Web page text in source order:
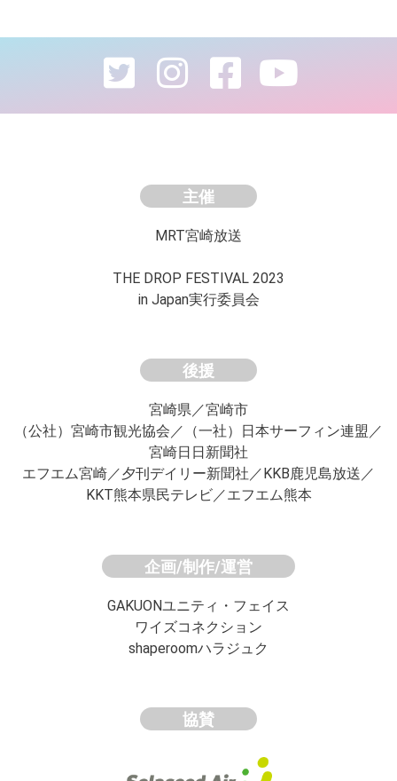
主催
MRT宮崎放送
THE DROP FESTIVAL 2023
in Japan実行委員会
後援
宮崎県／宮崎市
（公社）宮崎市観光協会 ／
（一社）日本サーフィン連盟／
宮崎日日新聞社
エフエム宮崎／夕刊デイリー新聞社／KKB鹿児島放送 ／
KKT熊本県民テレビ／エフエム熊本
企画/制作/運営
GAKUONユニティ・フェイス
ワイズコネクション
shaperoomハラジュク
協賛